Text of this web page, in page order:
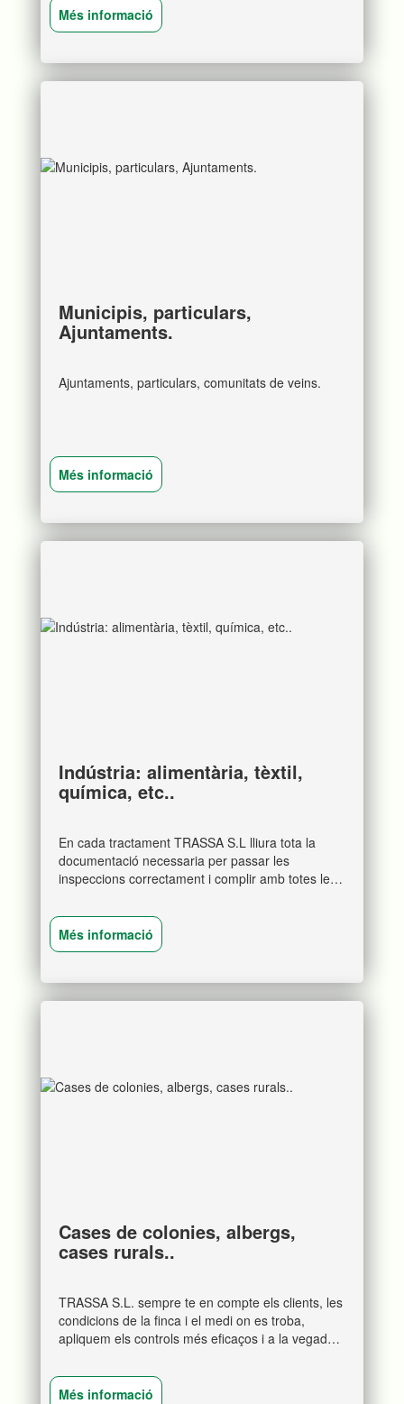
posteriorment l'entrega d'un pressupost económic
sempre amb la supervició dels nostres técnics.
Més informació
Municipis, particulars,
Ajuntaments.
Ajuntaments, particulars, comunitats de veins.
Més informació
Indústria: alimentària, tèxtil,
química, etc..
En cada tractament TRASSA S.L lliura tota la
documentació necessaria per passar les
inspeccions correctament i complir amb totes les
Més informació
Cases de colonies, albergs,
cases rurals..
TRASSA S.L. sempre te en compte els clients, les
condicions de la finca i el medi on es troba,
apliquem els controls més eficaços i a la vegada
Més informació